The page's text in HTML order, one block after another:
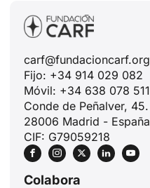
carf@fundacioncarf.org
Fijo: +34 914 029 082
Móvil: +34 638 078 511
Conde de Peñalver, 45.
28006 Madrid - España
CIF: G79059218
Colabora